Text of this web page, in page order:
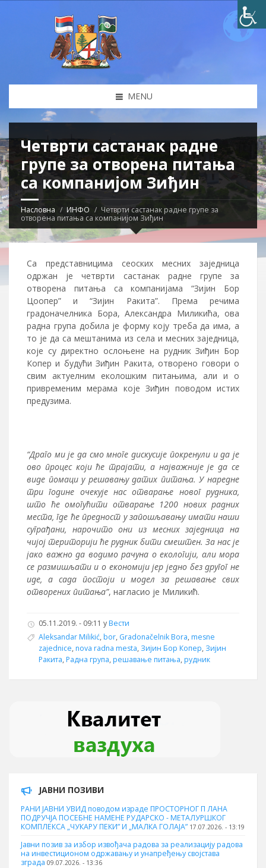
MENU
Четврти састанак радне
групе за отворена питања
са компанијом Зиђин
Насловна ИНФО
Четврти састанак радне групе за
отворена питања са компанијом Зиђин
Са представницима сеоских месних заједница
одржан је четврти састанак радне групе за
отворена питања са компанијама “Зијин Бор
Цоопер” и “Зијин Ракита”. Према речима
градоначелника Бора, Александра Миликића, ова
радна група добила је форму коју треба да има, а
то је да са мештанима из села и месних заједница,
које су директно ослоњене на рудник Зиђин Бор
Копер и будући Зиђин Ракита, отворено говори о
свим актуелним еколошким питањима, али и о
привременим мерама које Зиђин поводом истих
предузима.
“Драго ми је да смо многе дискусије покренули и да је
ово процес који ће трајати, а најважније је да се
виде помаци у решавању датих питања. У наредне
три године очекује нас отварање новог рудника,
што ће омогућити отварање 1200 нових радних
места, где ће предност у запошљавању имати наши
суграђани, нарочито они из месних заједница на
чијој територији ће рудник бити смештен. За нас је
јако важно да водимо рачуна о екологији, али мора
се размишљати и о економији јер једно без другог не
иде, а сада постоји и модел за решавање свих
отворених питања”, нагласио је Миликић.
05.11.2019. - 09:11 уВести
Aleksandar Milikić,bor, Gradonačelnik Bora,mesne
zajednice,nova radna mesta, Зијин Бор Копер, Зијин
Ракита,Радна група,решавање питања,рудник
ЈАВНИ ПОЗИВИ
РАНИ ЈАВНИ УВИД поводом израде ПРОСТОРНОГ П ЛАНА
ПОДРУЧЈА ПОСЕБНЕ НАМЕНЕ РУДАРСКО - МЕТАЛУРШКОГ
КОМПЛЕКСА „ЧУКАРУ ПЕКИ” И „МАЛКА ГОЛАЈА” 17.07.2026. - 13:19
Јавни позив за избор извођача радова за реализацију радова
на инвестиционом одржавању и унапређењу својстава
зграда 09.07.2026. - 13:36